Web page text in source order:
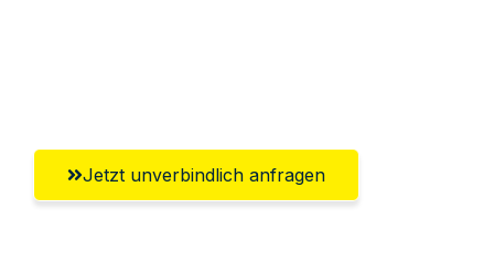
Jetzt unverbindlich anfragen